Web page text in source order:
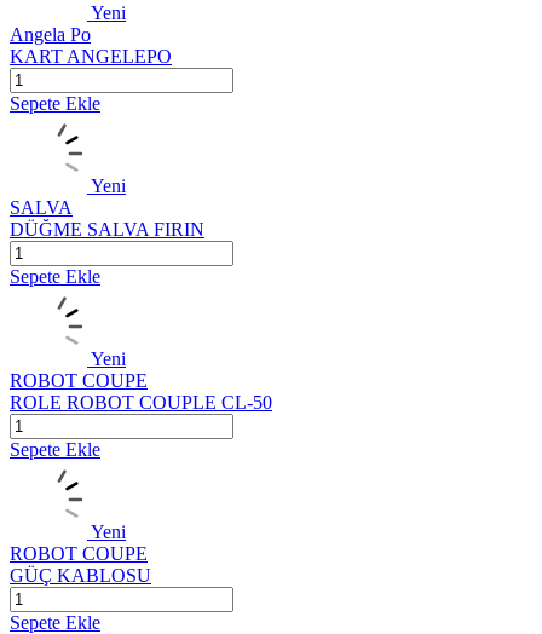
Yeni
Angela Po
KART ANGELEPO
Sepete Ekle
Yeni
SALVA
DÜĞME SALVA FIRIN
Sepete Ekle
Yeni
ROBOT COUPE
ROLE ROBOT COUPLE CL-50
Sepete Ekle
Yeni
ROBOT COUPE
GÜÇ KABLOSU
Sepete Ekle